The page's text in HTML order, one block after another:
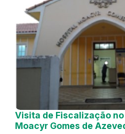
Visita de Fiscalização
Moacyr Gomes de